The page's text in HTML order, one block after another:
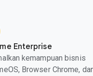
Enterprise
kemampuan bisnis
Browser Chrome,